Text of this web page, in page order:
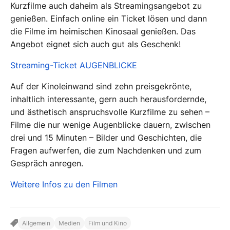
Kurzfilme auch daheim als Streamingsangebot zu
genießen. Einfach online ein Ticket lösen und dann
die Filme im heimischen Kinosaal genießen. Das
Angebot eignet sich auch gut als Geschenk!
Streaming-Ticket AUGENBLICKE
Auf der Kinoleinwand sind zehn preisgekrönte,
inhaltlich interessante, gern auch herausfordernde,
und ästhetisch anspruchsvolle Kurzfilme zu sehen –
Filme die nur wenige Augenblicke dauern, zwischen
drei und 15 Minuten – Bilder und Geschichten, die
Fragen aufwerfen, die zum Nachdenken und zum
Gespräch anregen.
Weitere Infos zu den Filmen
Allgemein Medien Film und Kino